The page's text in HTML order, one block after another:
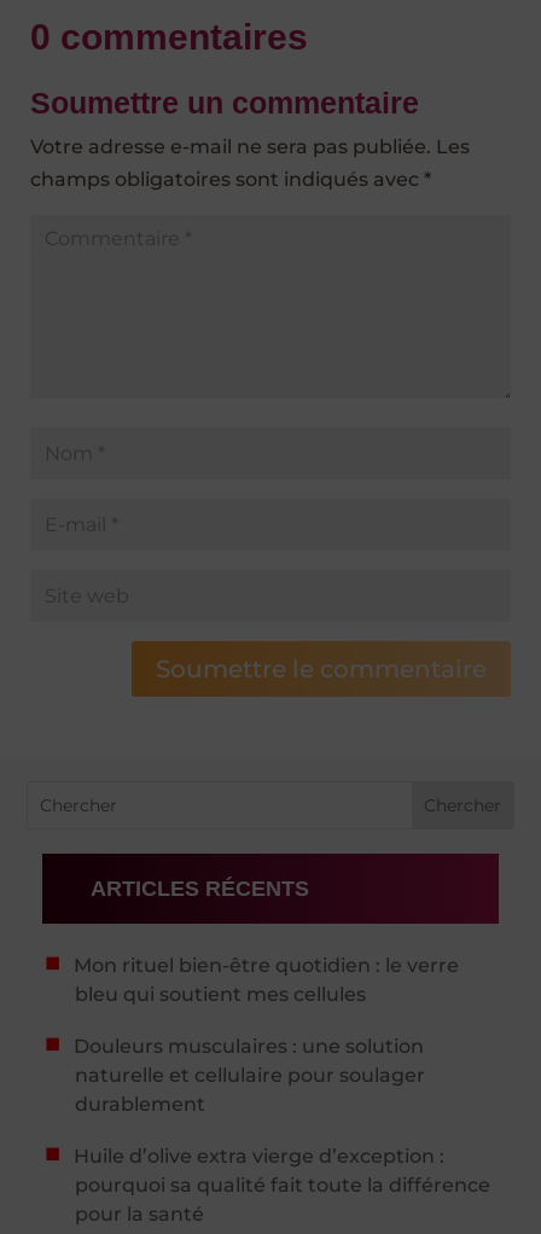
0 commentaires
Soumettre un commentaire
Votre adresse e-mail ne sera pas publiée. Les
champs obligatoires sont indiqués avec *
Soumettre le commentaire
ARTICLES RÉCENTS
Mon rituel bien-être quotidien : le verre
bleu qui soutient mes cellules
Douleurs musculaires : une solution
naturelle et cellulaire pour soulager
durablement
Huile d’olive extra vierge d’exception :
pourquoi sa qualité fait toute la différence
pour la santé